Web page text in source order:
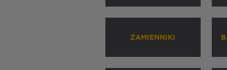
ZAMIENNIKI